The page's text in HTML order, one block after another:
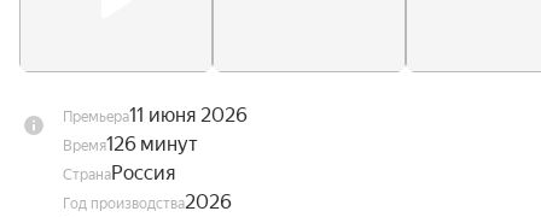
Премьера11 июня 2026
Время126 минут
СтранаРоссия
Год производства2026